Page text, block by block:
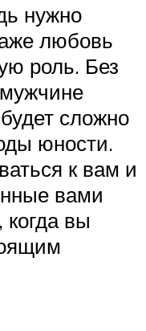
нужно
любовь
роль. Без
сложно
юности.
к вам и
вами
когда вы